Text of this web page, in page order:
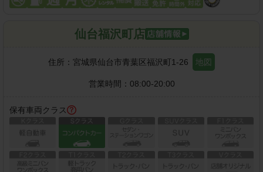
仙台福沢町店
住所： 宮城県仙台市青葉区福沢町1-26 地図
営業時間： 08:00-20:00
保有車両クラス